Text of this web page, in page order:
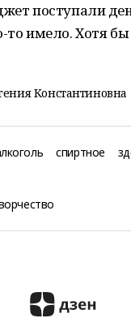
поступали
то имело. Хотя
Константиновна
спиртное